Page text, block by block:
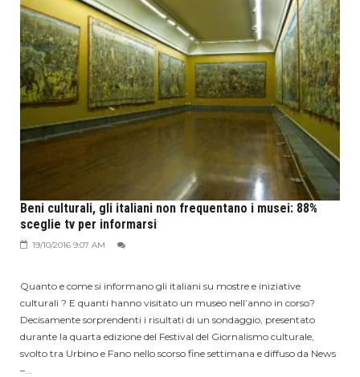
Beni culturali, gli italiani non frequentano i musei: 88%
sceglie tv per informarsi
19/10/2016 9:07 AM
Quanto e come si informano gli italiani su mostre e iniziative
culturali ? E quanti hanno visitato un museo nell’anno in corso?
Decisamente sorprendenti i risultati di un sondaggio, presentato
durante la quarta edizione del Festival del Giornalismo culturale,
svolto tra Urbino e Fano nello scorso fine settimana e diffuso da News
–...